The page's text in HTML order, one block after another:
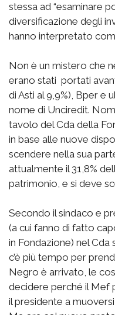
stessa ad “esaminare
diversificazione degli
hanno interpretato
Non è un mistero che
erano stati portati
di Asti al 9,9%), Bper e
nome di Unciredit.
tavolo del Cda della
in base alle nuove
scendere nella sua
attualmente il 31,8%
patrimonio, e si deve
Secondo il sindaco e
(a cui fanno di fatto
in Fondazione) nel
c’è più tempo per
Negro è arrivato, le
decidere perché il Mef
il presidente a